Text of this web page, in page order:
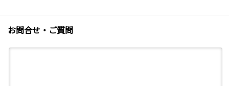
お問合せ・ご質問